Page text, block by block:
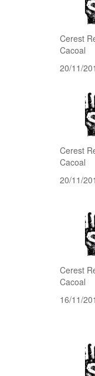
Cerest
Cacoal
20/11/
Cerest
Cacoal
20/11/
Cerest
Cacoal
16/11/